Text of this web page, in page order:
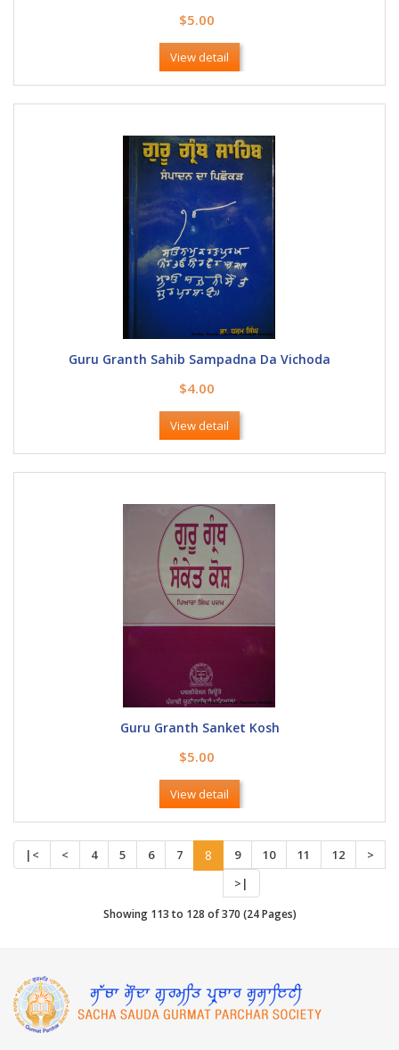
$5.00
View detail
Guru Granth Sahib Sampadna Da Vichoda
$4.00
View detail
Guru Granth Sanket Kosh
$5.00
View detail
|< < 4 5 6 7 8 9 10 11 12
>
>|
Showing 113 to 128 of 370 (24 Pages)